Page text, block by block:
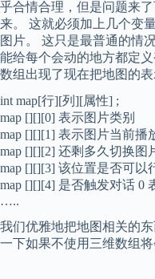
乎合情合理，但是问题来
来。 这就必须加上几个变
图片。 这只是最普通的情
能给每个会动的地方都定
数组出现了现在把地图的
int map[行][列][属性] ;
map [][][0] 表示图片类别
map [][][1] 表示图片当前播
map [][][2] 还剩多久切换图
map [][][3] 该位置是否可以
map [][][4] 是否触发对话 0
…..
我们优雅地把地图相关的
一下如果不使用三维数组将